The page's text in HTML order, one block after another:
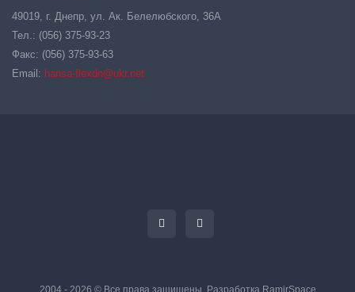
49019, г. Днепр, ул. Ак. Белелюбского, 36А
Тел.: (056) 375-93-23
Факс: (056) 375-93-63
Email: hansa-flexdn@ukr.net
2004 - 2026 © Все права защищены. Разработка RamirSpace